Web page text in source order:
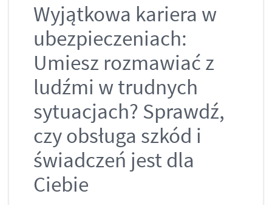
Wyjątkowa kariera w
ubezpieczeniach:
Umiesz rozmawiać z
ludźmi w trudnych
sytuacjach? Sprawdź,
czy obsługa szkód i
świadczeń jest dla
Ciebie